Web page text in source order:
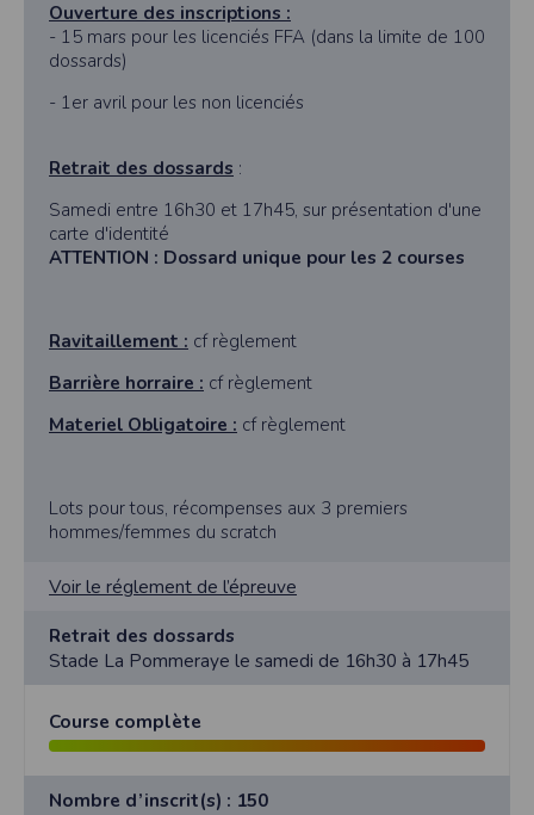
Ouverture des inscriptions :
- 15 mars pour les licenciés FFA (dans la limite de 100
dossards)
- 1er avril pour les non licenciés
Retrait des dossards :
Samedi entre 16h30 et 17h45, sur présentation d'une
carte d'identité
ATTENTION : Dossard unique pour les 2 courses
Ravitaillement : cf règlement
Barrière horraire : cf règlement
Materiel Obligatoire : cf règlement
Lots pour tous, récompenses aux 3 premiers
hommes/femmes du scratch
Voir le réglement de l’épreuve
Retrait des dossards
Stade La Pommeraye le samedi de 16h30 à 17h45
Course complète
Nombre d’inscrit(s) : 150